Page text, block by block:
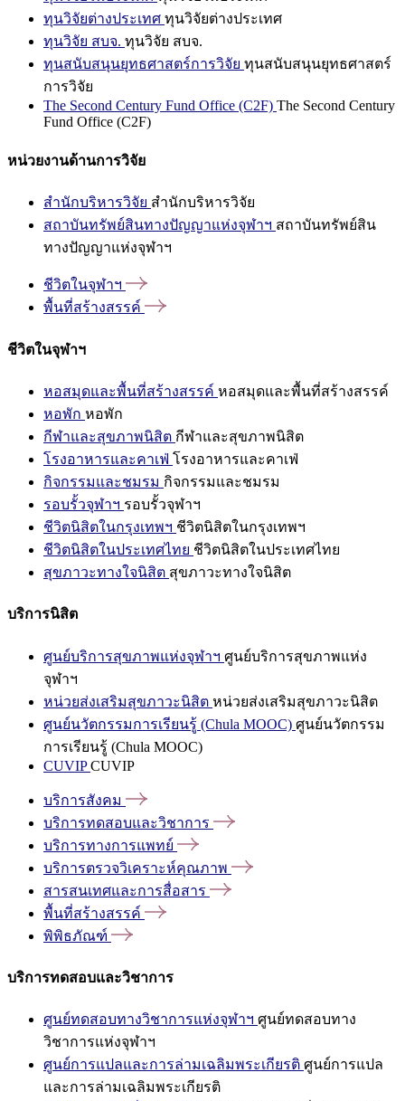
ทุนวิจัยต่างประเทศ ทุนวิจัยต่างประเทศ
ทุนวิจัย สบจ. ทุนวิจัย สบจ.
ทุนสนับสนุนยุทธศาสตร์การวิจัย ทุนสนับสนุนยุทธศาสตร์
การวิจัย
The Second Century Fund Office (C2F) The Second Century
Fund Office (C2F)
หน่วยงานด้านการวิจัย
สำนักบริหารวิจัย สำนักบริหารวิจัย
สถาบันทรัพย์สินทางปัญญาแห่งจุฬาฯ สถาบันทรัพย์สิน
ทางปัญญาแห่งจุฬาฯ
ชีวิตในจุฬาฯ
พื้นที่สร้างสรรค์
ชีวิตในจุฬาฯ
หอสมุดและพื้นที่สร้างสรรค์ หอสมุดและพื้นที่สร้างสรรค์
หอพัก หอพัก
กีฬาและสุขภาพนิสิต กีฬาและสุขภาพนิสิต
โรงอาหารและคาเฟ่ โรงอาหารและคาเฟ่
กิจกรรมและชมรม กิจกรรมและชมรม
รอบรั้วจุฬาฯ รอบรั้วจุฬาฯ
ชีวิตนิสิตในกรุงเทพฯ ชีวิตนิสิตในกรุงเทพฯ
ชีวิตนิสิตในประเทศไทย ชีวิตนิสิตในประเทศไทย
สุขภาวะทางใจนิสิต สุขภาวะทางใจนิสิต
บริการนิสิต
ศูนย์บริการสุขภาพแห่งจุฬาฯ ศูนย์บริการสุขภาพแห่ง
จุฬาฯ
หน่วยส่งเสริมสุขภาวะนิสิต หน่วยส่งเสริมสุขภาวะนิสิต
ศูนย์นวัตกรรมการเรียนรู้ (Chula MOOC) ศูนย์นวัตกรรม
การเรียนรู้ (Chula MOOC)
CUVIPCUVIP
บริการสังคม
บริการทดสอบและวิชาการ
บริการทางการแพทย์
บริการตรวจวิเคราะห์คุณภาพ
สารสนเทศและการสื่อสาร
พื้นที่สร้างสรรค์
พิพิธภัณฑ์
บริการทดสอบและวิชาการ
ศูนย์ทดสอบทางวิชาการแห่งจุฬาฯ ศูนย์ทดสอบทาง
วิชาการแห่งจุฬาฯ
ศูนย์การแปลและการล่ามเฉลิมพระเกียรติ ศูนย์การแปล
และการล่ามเฉลิมพระเกียรติ